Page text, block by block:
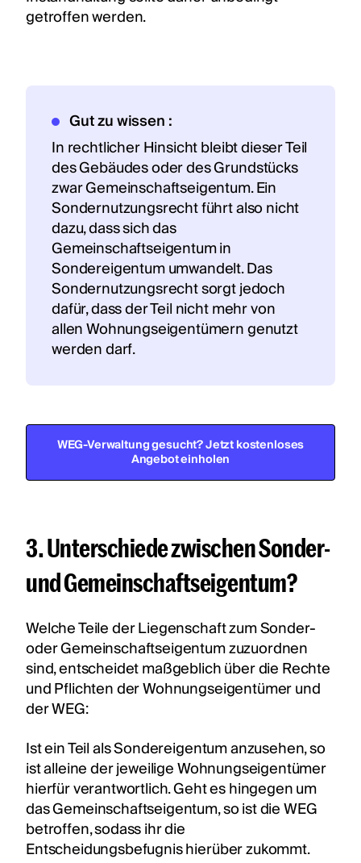
getroffen werden.
Gut zu wissen :
In rechtlicher Hinsicht bleibt dieser Teil
des Gebäudes oder des Grundstücks
zwar Gemeinschaftseigentum. Ein
Sondernutzungsrecht führt also nicht
dazu, dass sich das
Gemeinschaftseigentum in
Sondereigentum umwandelt. Das
Sondernutzungsrecht sorgt jedoch
dafür, dass der Teil nicht mehr von
allen Wohnungseigentümern genutzt
werden darf.
WEG-Verwaltung gesucht? Jetzt kostenloses
Angebot einholen
3. Unterschiede zwischen Sonder-
und Gemeinschaftseigentum?
Welche Teile der Liegenschaft zum Sonder-
oder Gemeinschaftseigentum zuzuordnen
sind, entscheidet maßgeblich über die Rechte
und Pflichten der Wohnungseigentümer und
der WEG:
Ist ein Teil als Sondereigentum anzusehen, so
ist alleine der jeweilige Wohnungseigentümer
hierfür verantwortlich. Geht es hingegen um
das Gemeinschaftseigentum, so ist die WEG
betroffen, sodass ihr die
Entscheidungsbefugnis hierüber zukommt.